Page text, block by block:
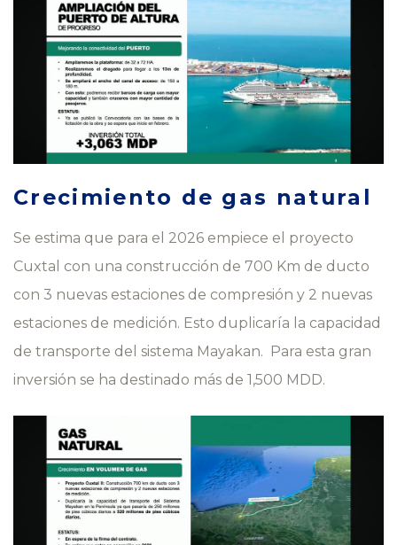
Crecimiento de gas natural
Se estima que para el 2026 empiece el proyecto
Cuxtal con una construcción de 700 Km de ducto
con 3 nuevas estaciones de compresión y 2 nuevas
estaciones de medición. Esto duplicaría la capacidad
de transporte del sistema Mayakan. Para esta gran
inversión se ha destinado más de 1,500 MDD.